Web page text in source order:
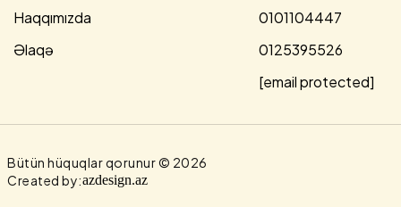
Haqqımızda
Əlaqə
0101104447
0125395526
[email protected]
Bütün hüquqlar qorunur © 2026
Created by:azdesign.az